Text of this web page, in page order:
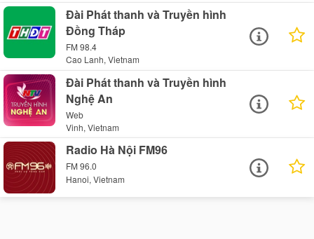
Đài Phát thanh và Truyền hình
Đồng Tháp
FM 98.4
Cao Lanh, Vietnam
Đài Phát thanh và Truyền hình
Nghệ An
Web
Vinh, Vietnam
Radio Hà Nội FM96
FM 96.0
Hanoi, Vietnam